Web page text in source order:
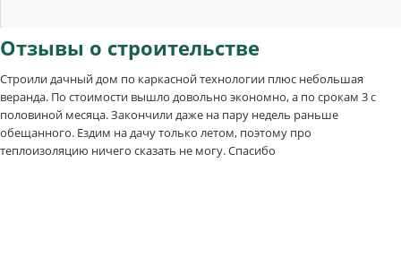
Отзывы о строительстве
Строили дачный дом по каркасной технологии плюс небольшая
веранда. По стоимости вышло довольно экономно, а по срокам 3 с
половиной месяца. Закончили даже на пару недель раньше
обещанного. Ездим на дачу только летом, поэтому про
теплоизоляцию ничего сказать не могу. Спасибо